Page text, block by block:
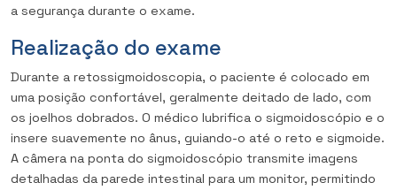
a segurança durante o exame.
Realização do exame
Durante a retossigmoidoscopia, o paciente é colocado em
uma posição confortável, geralmente deitado de lado, com
os joelhos dobrados. O médico lubrifica o sigmoidoscópio e o
insere suavemente no ânus, guiando-o até o reto e sigmoide.
A câmera na ponta do sigmoidoscópio transmite imagens
detalhadas da parede intestinal para um monitor, permitindo